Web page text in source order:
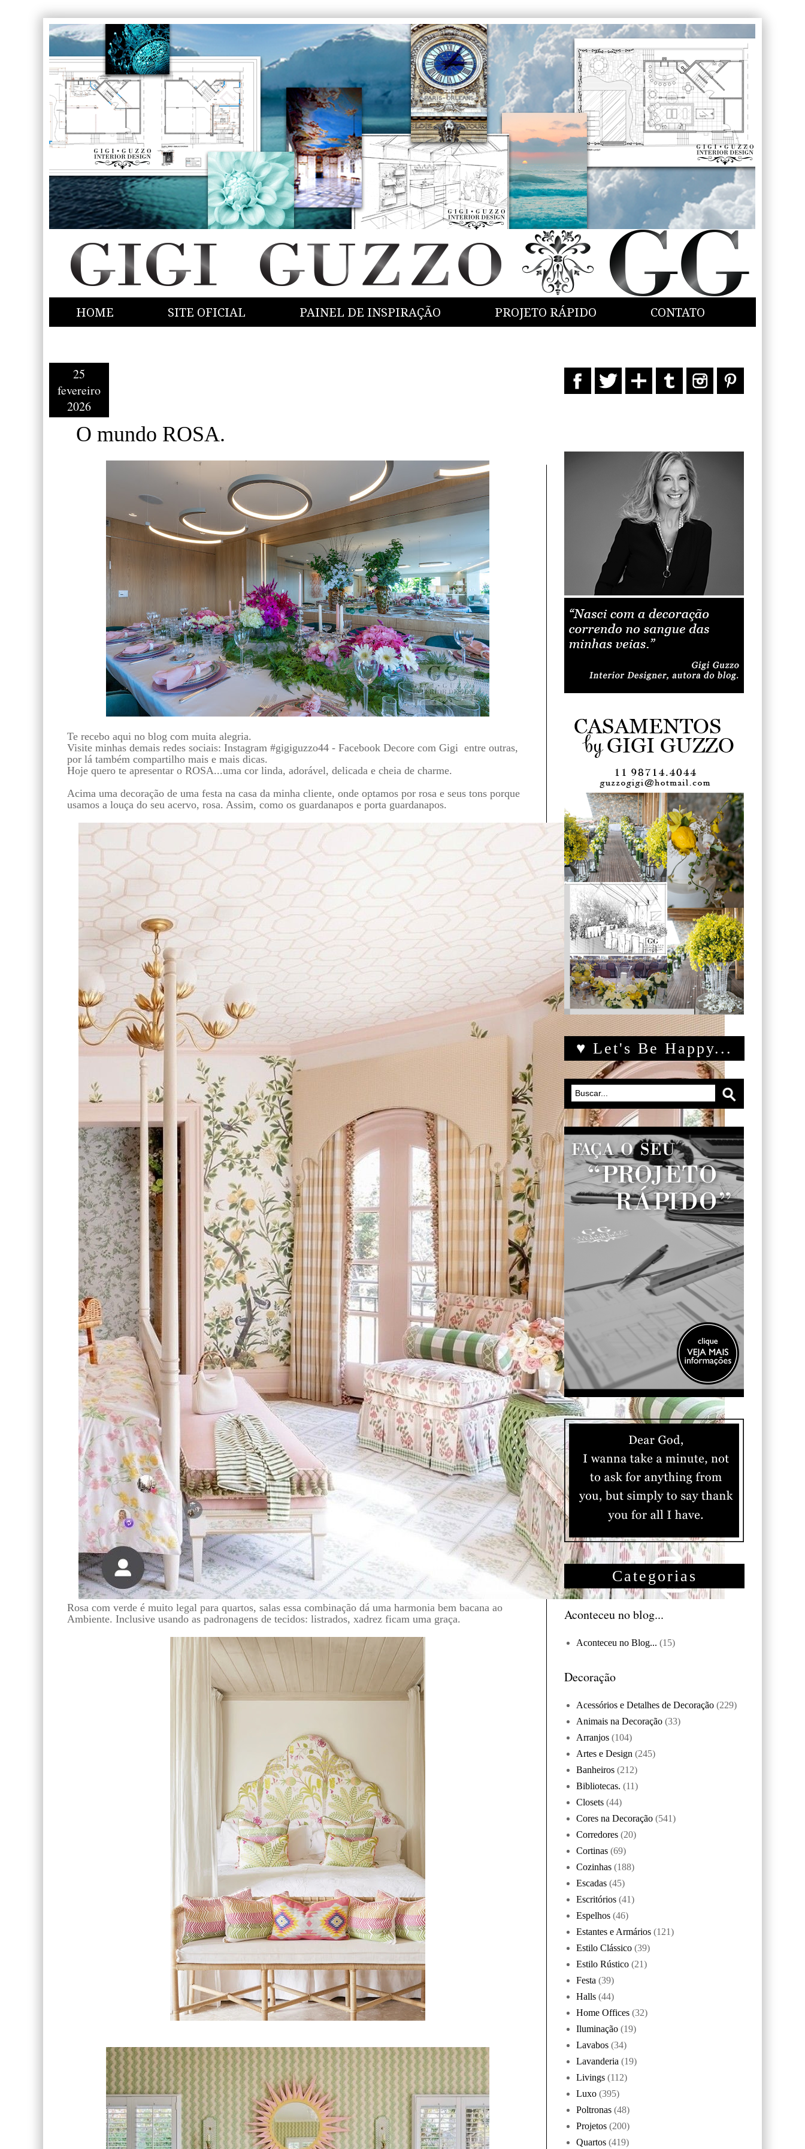
HOME SITE OFICIAL PAINEL DE INSPIRAÇÃO PROJETO RÁPIDO CONTATO
25
fevereiro
2026
O mundo ROSA.
Te recebo aqui no blog com muita alegria.
Visite minhas demais redes sociais: Instagram #gigiguzzo44 - Facebook Decore com Gigi entre outras,
por lá também compartilho mais e mais dicas.
Hoje quero te apresentar o ROSA...uma cor linda, adorável, delicada e cheia de charme.
Acima uma decoração de uma festa na casa da minha cliente, onde optamos por rosa e seus tons porque
usamos a louça do seu acervo, rosa. Assim, como os guardanapos e porta guardanapos.
Rosa com verde é muito legal para quartos, salas essa combinação dá uma harmonia bem bacana ao
Ambiente. Inclusive usando as padronagens de tecidos: listrados, xadrez ficam uma graça.
♥ Let's Be Happy...
Categorias
Aconteceu no blog...
Aconteceu no Blog... (15)
Decoração
Acessórios e Detalhes de Decoração (229)
Animais na Decoração (33)
Arranjos (104)
Artes e Design (245)
Banheiros (212)
Bibliotecas. (11)
Closets (44)
Cores na Decoração (541)
Corredores (20)
Cortinas (69)
Cozinhas (188)
Escadas (45)
Escritórios (41)
Espelhos (46)
Estantes e Armários (121)
Estilo Clássico (39)
Estilo Rústico (21)
Festa (39)
Halls (44)
Home Offices (32)
Iluminação (19)
Lavabos (34)
Lavanderia (19)
Livings (112)
Luxo (395)
Poltronas (48)
Projetos (200)
Quartos (419)